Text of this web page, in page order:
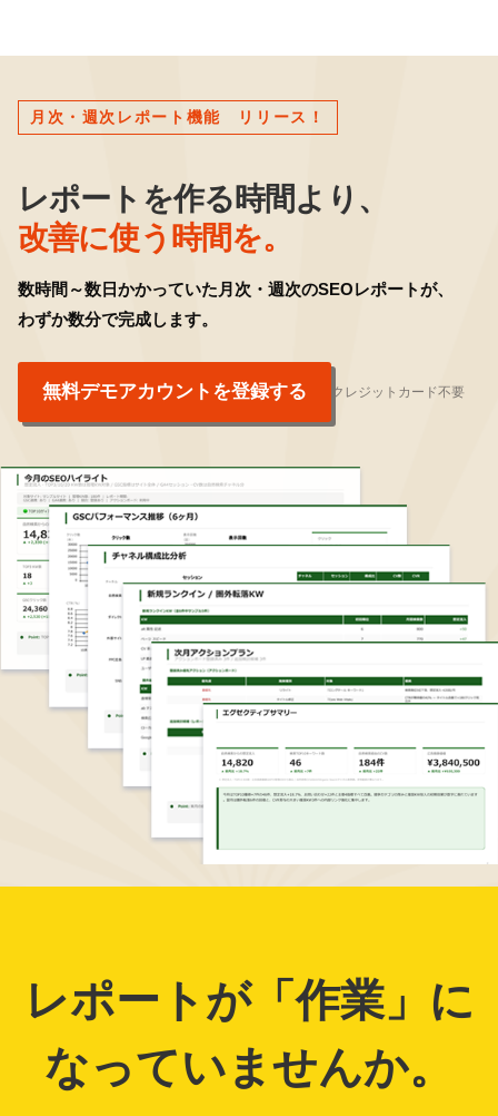
月次・週次レポート機能 リリース！
レポートを作る時間より、
改善に使う時間を。
数時間～数日かかっていた月次・週次のSEOレポートが、
わずか数分で完成します。
無料デモアカウントを登録する クレジットカード不要
レポートが「作業」に
なっていませんか。